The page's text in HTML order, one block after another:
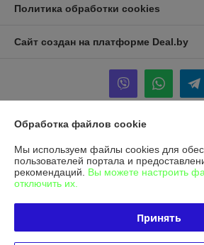
Политика обработки cookies
Сайт создан на платформе Deal.by
Юридическое лицо:Общество с ограниченной
"Альфасептика"
220070, г. Минск, ул. Радиальная, д. 11 Б, офис
Регистрационный номер ЕГР: 193455025
Обработка файлов cookie
Мы используем файлы cookies для
пользователей портала и
рекомендаций. Вы можете настроить
отключить их.
Принять